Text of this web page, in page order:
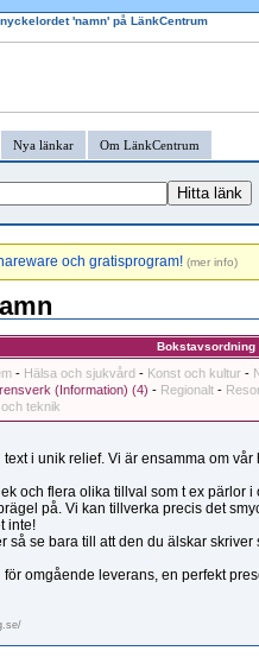
'namn' på LänkCentrum
Nya länkar Om LänkCentrum
och gratisprogram! (mer info)
Bokstavsordning
- Hälsa och sjukvård - Konst och kultur -
(Information) (4) - Regionalt -
teknik
i unik relief. Vi är ensamma om vår
och flera olika tillval som t ex pärlor i
på. Vi kan tillverka precis det
inte!
så se bara till att den du älskar skriver
omgående leverans, en perfekt